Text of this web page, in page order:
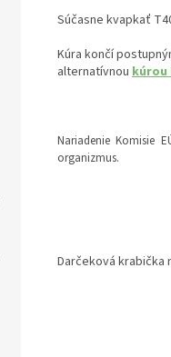
Súčasne kvapkať
Kúra končí
alternatívnou kúrou
Nariadenie Komisie
organizmus.
Darčeková krabička